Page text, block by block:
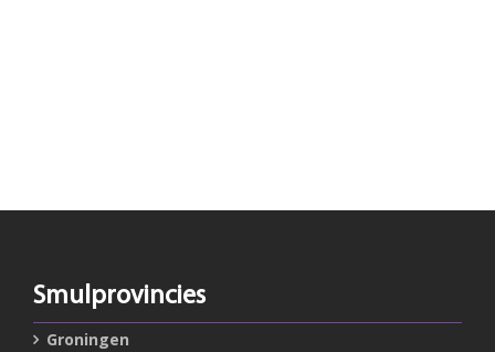
Smulprovincies
Groningen